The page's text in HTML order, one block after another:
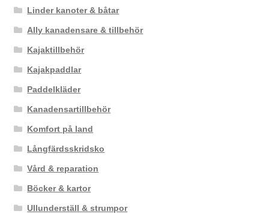
Linder kanoter & båtar
Ally kanadensare & tillbehör
Kajaktillbehör
Kajakpaddlar
Paddelkläder
Kanadensartillbehör
Komfort på land
Långfärdsskridsko
Vård & reparation
Böcker & kartor
Ullunderställ & strumpor